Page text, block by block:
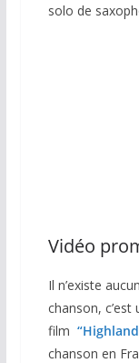
solo de
Vidéo
Il n’existe
chanson, c’est
film
chanson en